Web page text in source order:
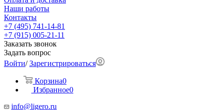
Наши работы
Контакты
+7 (495) 741-14-81
+7 (915) 005-21-11
Заказать звонок
Задать вопрос
Войти/Зарегистрироваться
Корзина0
Избранное0
info@ligero.ru